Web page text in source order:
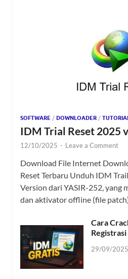
SOFTWARE / DOWNLOADER /
IDM Trial Reset 2025
12/10/2025 - Leave a Comment
Download File Internet
Reset Terbaru Unduh IDM
Version dari YASIR-252, yang
dan aktivator offline (file
Cara
29/09/2025